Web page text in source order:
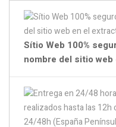
Sítio Web 100%
nombre del sitio